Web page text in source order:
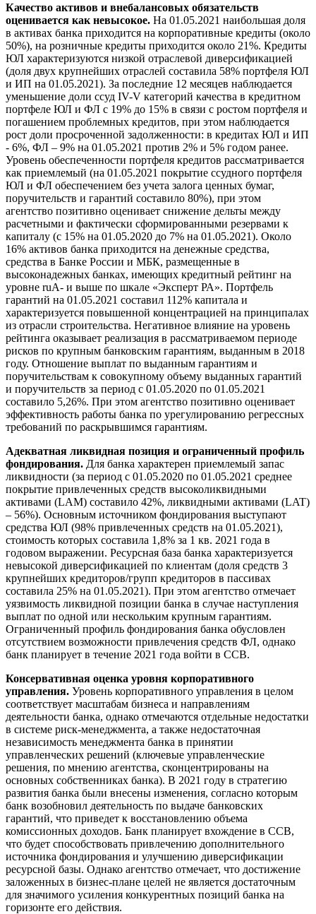
Качество активов и внебалансовых обязательств
оценивается как невысокое. На 01.05.2021 наибольшая доля
в активах банка приходится на корпоративные кредиты (около
50%), на розничные кредиты приходится около 21%. Кредиты
ЮЛ характеризуются низкой отраслевой диверсификацией
(доля двух крупнейших отраслей составила 58% портфеля ЮЛ
и ИП на 01.05.2021). За последние 12 месяцев наблюдается
уменьшение доли ссуд IV-V категорий качества в кредитном
портфеле ЮЛ и ФЛ с 19% до 15% в связи с ростом портфеля и
погашением проблемных кредитов, при этом наблюдается
рост доли просроченной задолженности: в кредитах ЮЛ и ИП
- 6%, ФЛ – 9% на 01.05.2021 против 2% и 5% годом ранее.
Уровень обеспеченности портфеля кредитов рассматривается
как приемлемый (на 01.05.2021 покрытие ссудного портфеля
ЮЛ и ФЛ обеспечением без учета залога ценных бумаг,
поручительств и гарантий составило 80%), при этом
агентство позитивно оценивает снижение дельты между
расчетными и фактически сформированными резервами к
капиталу (с 15% на 01.05.2020 до 7% на 01.05.2021). Около
16% активов банка приходится на денежные средства,
средства в Банке России и МБК, размещенные в
высоконадежных банках, имеющих кредитный рейтинг на
уровне ruA- и выше по шкале «Эксперт РА». Портфель
гарантий на 01.05.2021 составил 112% капитала и
характеризуется повышенной концентрацией на принципалах
из отрасли строительства. Негативное влияние на уровень
рейтинга оказывает реализация в рассматриваемом периоде
рисков по крупным банковским гарантиям, выданным в 2018
году. Отношение выплат по выданным гарантиям и
поручительствам к совокупному объему выданных гарантий
и поручительств за период с 01.05.2020 по 01.05.2021
составило 5,26%. При этом агентство позитивно оценивает
эффективность работы банка по урегулированию регрессных
требований по раскрывшимся гарантиям.
Адекватная ликвидная позиция и ограниченный профиль
фондирования. Для банка характерен приемлемый запас
ликвидности (за период с 01.05.2020 по 01.05.2021 среднее
покрытие привлеченных средств высоколиквидными
активами (LAM) составило 42%, ликвидными активами (LAT)
– 56%). Основным источником фондирования выступают
средства ЮЛ (98% привлеченных средств на 01.05.2021),
стоимость которых составила 1,8% за 1 кв. 2021 года в
годовом выражении. Ресурсная база банка характеризуется
невысокой диверсификацией по клиентам (доля средств 3
крупнейших кредиторов/групп кредиторов в пассивах
составила 25% на 01.05.2021). При этом агентство отмечает
уязвимость ликвидной позиции банка в случае наступления
выплат по одной или нескольким крупным гарантиям.
Ограниченный профиль фондирования банка обусловлен
отсутствием возможности привлечения средств ФЛ, однако
банк планирует в течение 2021 года войти в ССВ.
Консервативная оценка уровня корпоративного
управления. Уровень корпоративного управления в целом
соответствует масштабам бизнеса и направлениям
деятельности банка, однако отмечаются отдельные недостатки
в системе риск-менеджмента, а также недостаточная
независимость менеджмента банка в принятии
управленческих решений (ключевые управленческие
решения, по мнению агентства, сконцентрированы на
основных собственниках банка). В 2021 году в стратегию
развития банка были внесены изменения, согласно которым
банк возобновил деятельность по выдаче банковских
гарантий, что приведет к восстановлению объема
комиссионных доходов. Банк планирует вхождение в ССВ,
что будет способствовать привлечению дополнительного
источника фондирования и улучшению диверсификации
ресурсной базы. Однако агентство отмечает, что достижение
заложенных в бизнес-плане целей не является достаточным
для значимого усиления конкурентных позиций банка на
горизонте его действия.